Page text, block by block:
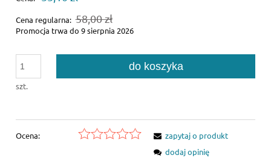
Cena regularna: 58,00 zł
Promocja trwa do 9 sierpnia 2026
szt.
do koszyka
Ocena:
zapytaj o produkt
dodaj opinię